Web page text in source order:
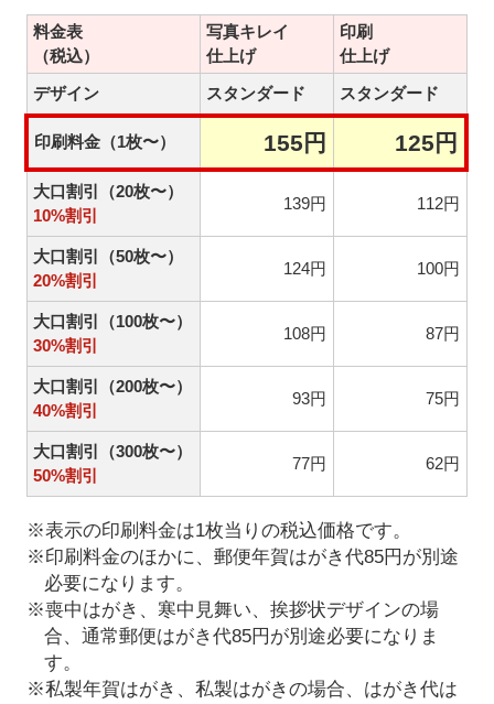
料金表
（税込）
写真キレイ
仕上げ
印刷
仕上げ
デザイン
スタンダード スタンダード
印刷料金（1枚〜） 155円 125円
大口割引（20枚〜）
10%割引
139円 112円
大口割引（50枚〜）
20%割引
124円 100円
大口割引（100枚〜）
30%割引
108円 87円
大口割引（200枚〜）
40%割引
93円 75円
大口割引（300枚〜）
50%割引
77円 62円
※表示の印刷料金は1枚当りの税込価格です。
※印刷料金のほかに、郵便年賀はがき代85円が別途
必要になります。
※喪中はがき、寒中見舞い、挨拶状デザインの場
合、通常郵便はがき代85円が別途必要になりま
す。
※私製年賀はがき、私製はがきの場合、はがき代は